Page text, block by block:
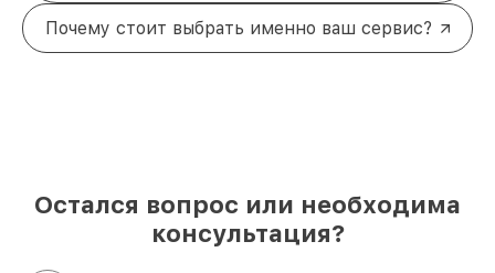
Почему стоит выбрать именно ваш сервис?
Остался вопрос или необходима
консультация?